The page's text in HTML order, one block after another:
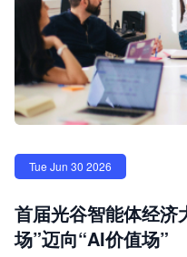
Tue Jun 30 2026
首届光谷智能体经济
场”迈向“AI价值场”